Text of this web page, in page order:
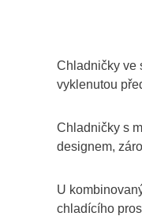
Chladničky ve
vyklenutou
Chladničky s
designem,
U
chladícího